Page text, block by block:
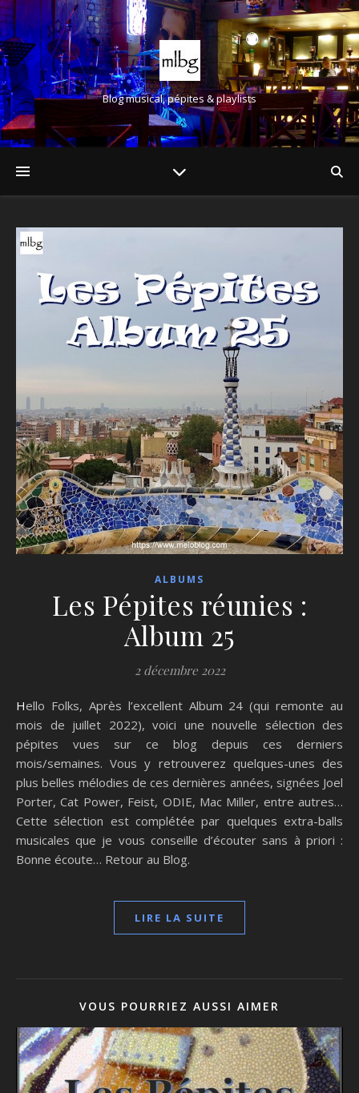
Blog musical, pépites & playlists
ALBUMS
Les Pépites réunies :
Album 25
2 décembre 2022
Hello Folks, Après l’excellent Album 24 (qui remonte au
mois de juillet 2022), voici une nouvelle sélection des
pépites vues sur ce blog depuis ces derniers
mois/semaines. Vous y retrouverez quelques-unes des
plus belles mélodies de ces dernières années, signées Joel
Porter, Cat Power, Feist, ODIE, Mac Miller, entre autres…
Cette sélection est complétée par quelques extra-balls
musicales que je vous conseille d’écouter sans à priori :
Bonne écoute… Retour au Blog.
LIRE LA SUITE
VOUS POURRIEZ AUSSI AIMER